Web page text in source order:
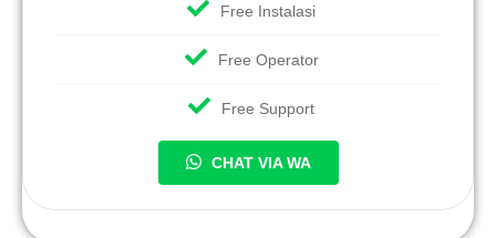
Free Instalasi
Free Operator
Free Support
CHAT VIA WA